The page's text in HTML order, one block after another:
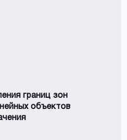
границ зон
объектов